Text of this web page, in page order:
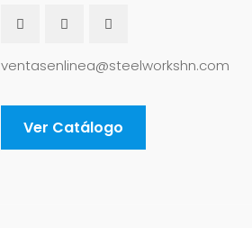
ventasenlinea@steelworkshn.com
Ver Catálogo